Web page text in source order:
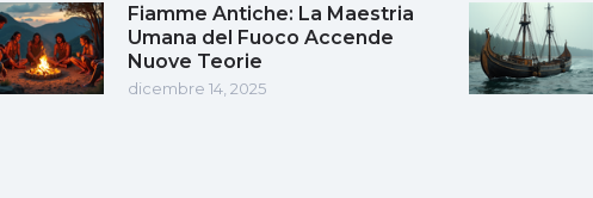
Fiamme Antiche: La Maestria
Umana del Fuoco Accende
Nuove Teorie
dicembre 14, 2025